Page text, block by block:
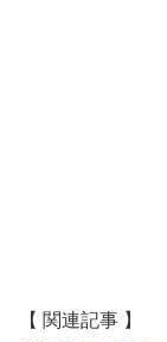
【 関連記事 】